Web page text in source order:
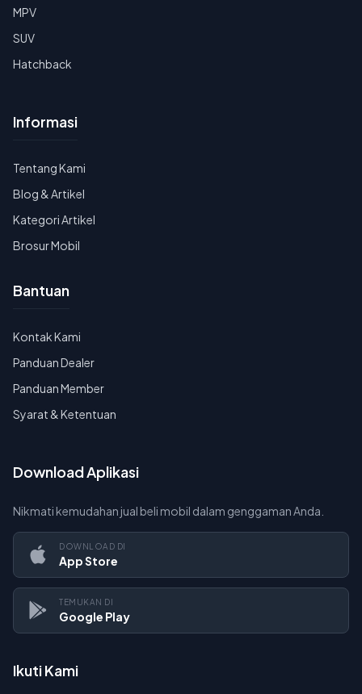
MPV
SUV
Hatchback
Informasi
Tentang Kami
Blog & Artikel
Kategori Artikel
Brosur Mobil
Bantuan
Kontak Kami
Panduan Dealer
Panduan Member
Syarat & Ketentuan
Download Aplikasi
Nikmati kemudahan jual beli mobil dalam genggaman Anda.
DOWNLOAD DI
App Store
TEMUKAN DI
Google Play
Ikuti Kami